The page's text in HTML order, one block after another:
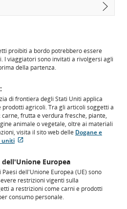
proibiti a bordo potrebbero essere
I viaggiatori sono invitati a rivolgersi agli
della partenza.
di frontiera degli Stati Uniti applica
agricoli. Tra gli articoli soggetti a
frutta e verdura fresche, piante,
animale o vegetale, oltre ai materiali
visita il sito web delle Dogane e
uniti
che
potrebbe
non
soddisfare
le
Europea
dell'Unione Europea (UE) sono
restrizioni vigenti sulla
a restrizioni come carni e prodotti
consumo personale.